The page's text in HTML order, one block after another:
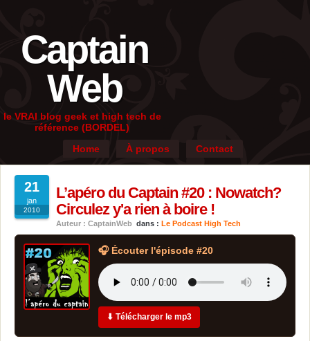
Captain
Web
le VRAI blog geek et high tech de
référence (BORDEL)
Home
À propos Contact
21
jan
2010
L’apéro du Captain #20 : Nowatch?
Circulez y'a rien à boire !
Auteur : CaptainWeb dans : Le Podcast High Tech
🎧 Écouter l'épisode #20
⬇ Télécharger le mp3